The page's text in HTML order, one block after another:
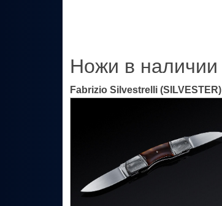
Ножи в наличии
Fabrizio Silvestrelli (SILVESTER)